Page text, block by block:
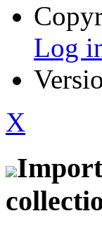
Log
X